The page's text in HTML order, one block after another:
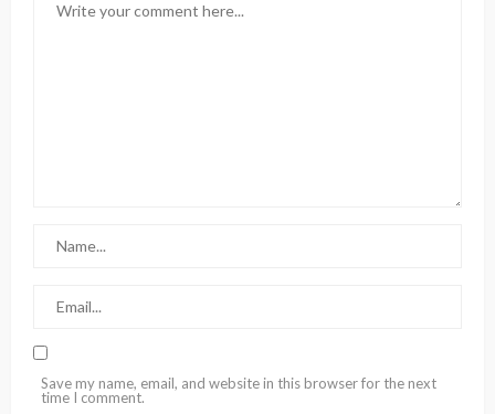
Save my name, email, and website in this browser for the next
time I comment.